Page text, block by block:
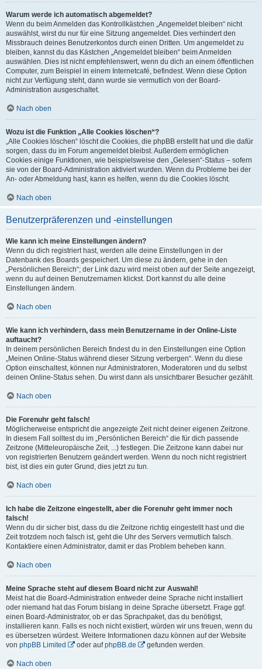
Warum werde ich automatisch abgemeldet?
Wenn du beim Anmelden das Kontrollkästchen „Angemeldet bleiben“ nicht
auswählst, wirst du nur für eine Sitzung angemeldet. Dies verhindert den
Missbrauch deines Benutzerkontos durch einen Dritten. Um angemeldet zu
bleiben, kannst du das Kästchen „Angemeldet bleiben“ beim Anmelden
auswählen. Dies ist nicht empfehlenswert, wenn du dich an einem öffentlichen
Computer, zum Beispiel in einem Internetcafé, befindest. Wenn diese Option
nicht zur Verfügung steht, dann wurde sie vermutlich von der Board-
Administration ausgeschaltet.
Nach oben
Wozu ist die Funktion „Alle Cookies löschen“?
„Alle Cookies löschen“ löscht die Cookies, die phpBB erstellt hat und die dafür
sorgen, dass du im Forum angemeldet bleibst. Außerdem ermöglichen
Cookies einige Funktionen, wie beispielsweise den „Gelesen“-Status – sofern
sie von der Board-Administration aktiviert wurden. Wenn du Probleme bei der
An- oder Abmeldung hast, kann es helfen, wenn du die Cookies löscht.
Nach oben
Benutzerpräferenzen und -einstellungen
Wie kann ich meine Einstellungen ändern?
Wenn du dich registriert hast, werden alle deine Einstellungen in der
Datenbank des Boards gespeichert. Um diese zu ändern, gehe in den
„Persönlichen Bereich“; der Link dazu wird meist oben auf der Seite angezeigt,
wenn du auf deinen Benutzernamen klickst. Dort kannst du alle deine
Einstellungen ändern.
Nach oben
Wie kann ich verhindern, dass mein Benutzername in der Online-Liste
auftaucht?
In deinem persönlichen Bereich findest du in den Einstellungen eine Option
„Meinen Online-Status während dieser Sitzung verbergen“. Wenn du diese
Option einschaltest, können nur Administratoren, Moderatoren und du selbst
deinen Online-Status sehen. Du wirst dann als unsichtbarer Besucher gezählt.
Nach oben
Die Forenuhr geht falsch!
Möglicherweise entspricht die angezeigte Zeit nicht deiner eigenen Zeitzone.
In diesem Fall solltest du im „Persönlichen Bereich“ die für dich passende
Zeitzone (Mitteleuropäische Zeit, ...) festlegen. Die Zeitzone kann dabei nur
von registrierten Benutzern geändert werden. Wenn du noch nicht registriert
bist, ist dies ein guter Grund, dies jetzt zu tun.
Nach oben
Ich habe die Zeitzone eingestellt, aber die Forenuhr geht immer noch
falsch!
Wenn du dir sicher bist, dass du die Zeitzone richtig eingestellt hast und die
Zeit trotzdem noch falsch ist, geht die Uhr des Servers vermutlich falsch.
Kontaktiere einen Administrator, damit er das Problem beheben kann.
Nach oben
Meine Sprache steht auf diesem Board nicht zur Auswahl!
Meist hat die Board-Administration entweder deine Sprache nicht installiert
oder niemand hat das Forum bislang in deine Sprache übersetzt. Frage ggf.
einen Board-Administrator, ob er das Sprachpaket, das du benötigst,
installieren kann. Falls es noch nicht existiert, würden wir uns freuen, wenn du
es übersetzen würdest. Weitere Informationen dazu können auf der Website
von phpBB Limited oder aufphpBB.de gefunden werden.
Nach oben